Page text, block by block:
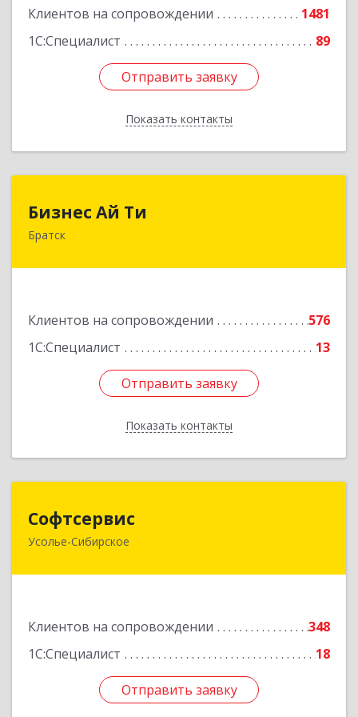
Клиентов на сопровождении
1481
1С:Специалист
89
Отправить заявку
Показать контакты
Отправить заявку
Назад
Бизнес Ай Ти
Братск
Клиентов на сопровождении
576
1С:Специалист
13
Отправить заявку
Показать контакты
665717, Иркутская обл, Братск г, Центральный
Отправить заявку
Назад
Софтсервис
Усолье-Сибирское
Клиентов на сопровождении
348
1С:Специалист
18
Отправить заявку
665451, Иркутская обл, Усолье-Сибирское г,
Отправить заявку